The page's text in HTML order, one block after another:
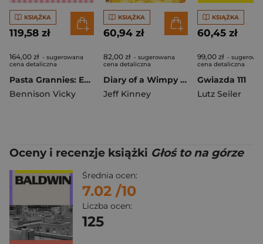
KSIĄŻKA
119,58 zł
164,00 zł - sugerowana
cena detaliczna
Pasta Grannies: Eat Everything
Bennison Vicky
KSIĄŻKA
60,94 zł
82,00 zł - sugerowana
cena detaliczna
Diary of a Wimpy Kid. Fight or Flight. Book 21
Jeff Kinney
KSIĄŻKA
60,45 zł
99,00 zł -
cena detaliczna
Gwiazda 111
Lutz Seiler
Oceny i recenzje książki Głoś to na górze
Średnia ocen:
7.02 /10
Liczba ocen:
125